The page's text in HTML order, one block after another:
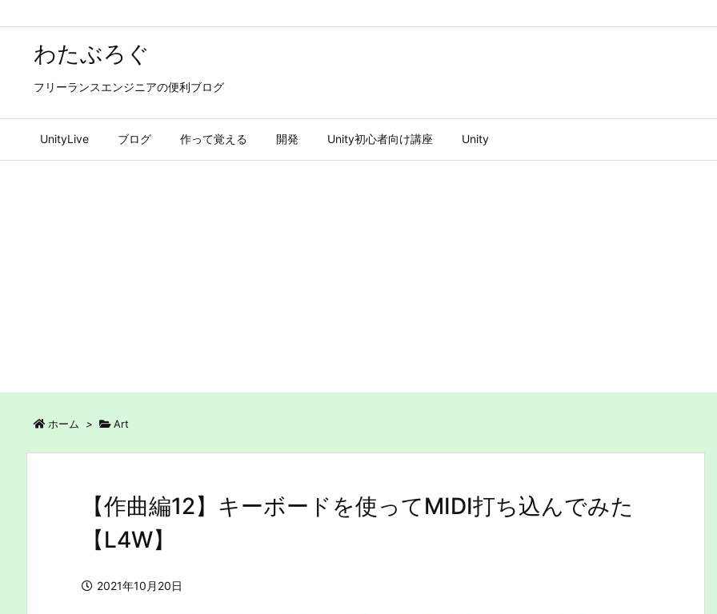
わたぶろぐ
フリーランスエンジニアの便利ブログ
UnityLive ブログ 作って覚える 開発 Unity初心者向け講座 Unity
ホーム > Art
【作曲編12】キーボードを使ってMIDI打ち込んでみた
【L4W】
2021年10月20日